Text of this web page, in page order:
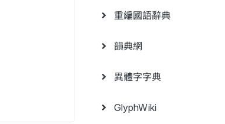
重編國語辭典
韻典網
異體字字典
GlyphWiki